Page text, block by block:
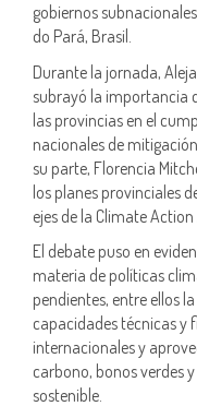
gobiernos
do Pará, Brasil.
Durante la jornada,
subrayó la importancia
las provincias en el
nacionales de
su parte, Florencia
los planes provinciales
ejes de la Climate Action
El debate puso en
materia de políticas
pendientes, entre ellos
capacidades técnicas y
internacionales y
carbono, bonos verdes
sostenible.